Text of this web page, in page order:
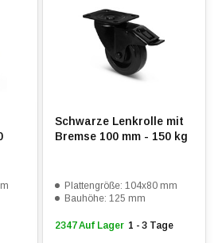
Schwarze Lenkrolle mit
Bremse 100 mm - 150 kg
Plattengröße: 104x80 mm
Bauhöhe: 125 mm
2347 Auf Lager 1 - 3 Tage